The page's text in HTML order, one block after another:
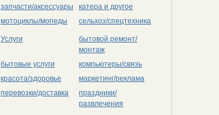
запчасти/аксессуары
катера и другое
мотоциклы/мопеды
сельхоз/cпецтехника
Услуги
бытовой ремонт/
монтаж
бытовые услуги
компьютеры/cвязь
красота/здоровье
маркетинг/реклама
перевозки/доставка
праздники/
развлечения